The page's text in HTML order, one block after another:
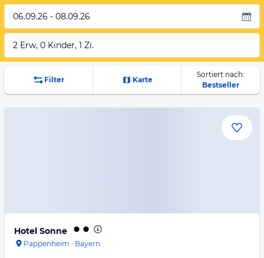
06.09.26 - 08.09.26
2 Erw, 0 Kinder, 1 Zi.
Filter Karte
Sortiert nach:
Bestseller
Hotel Sonne
Pappenheim · Bayern